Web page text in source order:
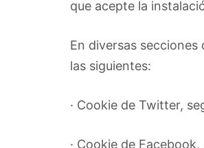
que acepte la
En diversas
las siguientes:
· Cookie de Twitter,
· Cookie de